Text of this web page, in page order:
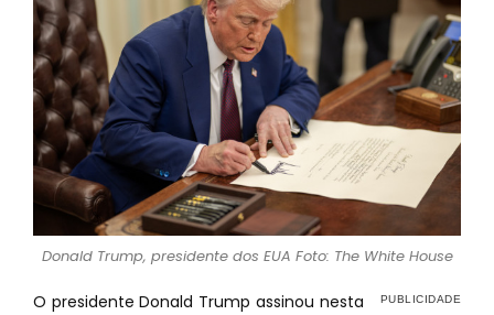
Donald Trump, presidente dos EUA Foto: The White House
O presidente Donald Trump assinou nesta